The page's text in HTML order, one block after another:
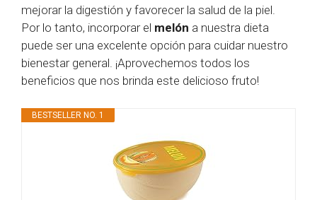
mejorar la digestión y favorecer la salud de la piel.
Por lo tanto, incorporar el melón a nuestra dieta
puede ser una excelente opción para cuidar nuestro
bienestar general. ¡Aprovechemos todos los
beneficios que nos brinda este delicioso fruto!
BESTSELLER NO. 1